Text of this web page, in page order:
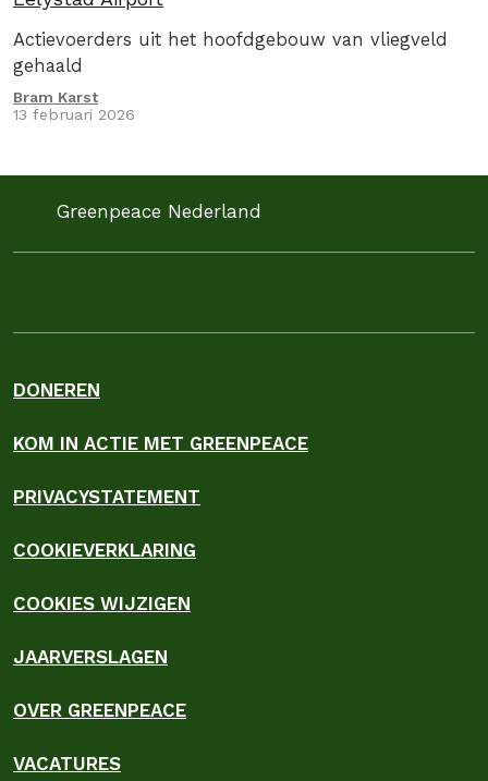
Actievoerders uit het hoofdgebouw van vliegveld
gehaald
Bram Karst
13 februari 2026
Greenpeace Nederland
DONEREN
KOM IN ACTIE MET GREENPEACE
PRIVACYSTATEMENT
COOKIEVERKLARING
COOKIES WIJZIGEN
JAARVERSLAGEN
OVER GREENPEACE
VACATURES